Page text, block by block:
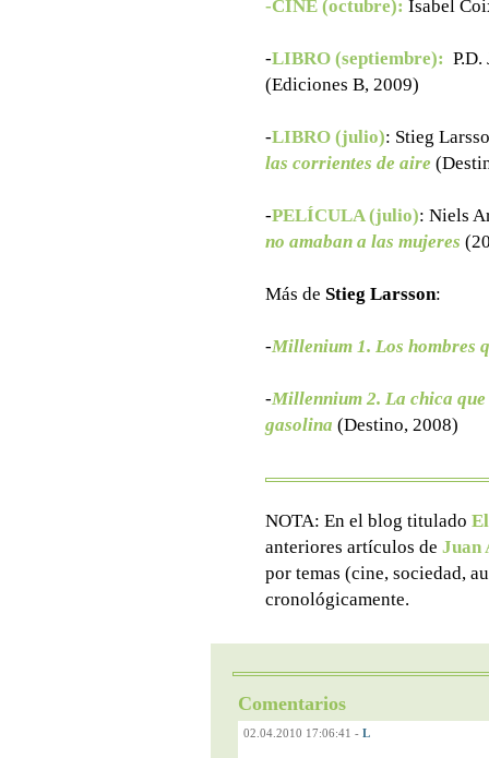
-CINE (octubre): Isabel
-LIBRO (septiembre):
(Ediciones B, 2009)
-LIBRO (julio): Stieg
las corrientes de aire
-PELÍCULA (julio): Niels
no amaban a las mujeres
Más de Stieg Larsson:
-Millenium 1. Los hombres
-Millennium 2. La chica
gasolina (Destino, 2008)
NOTA: En el blog titulado
anteriores artículos de Juan
por temas (cine, sociedad,
cronológicamente.
Comentarios
02.04.2010 17:06:41 - L